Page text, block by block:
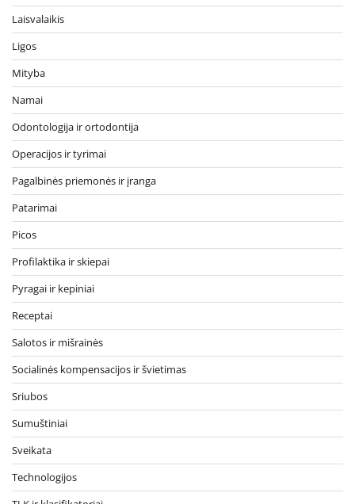
Laisvalaikis
Ligos
Mityba
Namai
Odontologija ir ortodontija
Operacijos ir tyrimai
Pagalbinės priemonės ir įranga
Patarimai
Picos
Profilaktika ir skiepai
Pyragai ir kepiniai
Receptai
Salotos ir mišrainės
Socialinės kompensacijos ir švietimas
Sriubos
Sumuštiniai
Sveikata
Technologijos